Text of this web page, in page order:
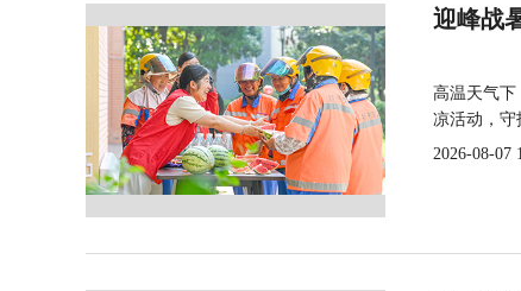
迎峰战
高温天气下
凉活动，守
2026-08-07